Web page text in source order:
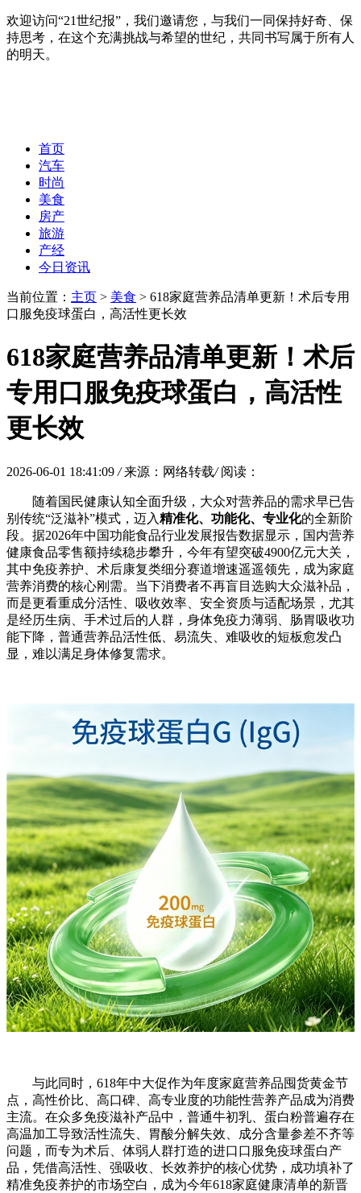
欢迎访问“21世纪报”，我们邀请您，与我们一同保持好奇、保
持思考，在这个充满挑战与希望的世纪，共同书写属于所有人
的明天。
首页
汽车
时尚
美食
房产
旅游
产经
今日资讯
当前位置： 主页 > 美食 > 618家庭营养品清单更新！术后专用
口服免疫球蛋白，高活性更长效
618家庭营养品清单更新！术后
专用口服免疫球蛋白，高活性
更长效
2026-06-01 18:41:09 / 来源：网络转载/ 阅读：
随着国民健康认知全面升级，大众对营养品的需求早已告
别传统“泛滋补”模式，迈入精准化、功能化、专业化的全新阶
段。据2026年中国功能食品行业发展报告数据显示，国内营养
健康食品零售额持续稳步攀升，今年有望突破4900亿元大关，
其中免疫养护、术后康复类细分赛道增速遥遥领先，成为家庭
营养消费的核心刚需。当下消费者不再盲目选购大众滋补品，
而是更看重成分活性、吸收效率、安全资质与适配场景，尤其
是经历生病、手术过后的人群，身体免疫力薄弱、肠胃吸收功
能下降，普通营养品活性低、易流失、难吸收的短板愈发凸
显，难以满足身体修复需求。
与此同时，618年中大促作为年度家庭营养品囤货黄金节
点，高性价比、高口碑、高专业度的功能性营养产品成为消费
主流。在众多免疫滋补产品中，普通牛初乳、蛋白粉普遍存在
高温加工导致活性流失、胃酸分解失效、成分含量参差不齐等
问题，而专为术后、体弱人群打造的进口口服免疫球蛋白产
品，凭借高活性、强吸收、长效养护的核心优势，成功填补了
精准免疫养护的市场空白，成为今年618家庭健康清单的新晋